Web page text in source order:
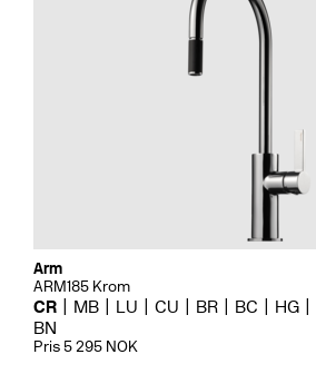
Arm
ARM185 Krom
CR MB LU CU BR BC HG
BN
Pris 5 295 NOK